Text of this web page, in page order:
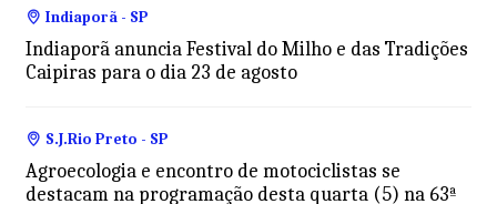
Indiaporã - SP
Indiaporã anuncia Festival do Milho e das Tradições
Caipiras para o dia 23 de agosto
S.J.Rio Preto - SP
Agroecologia e encontro de motociclistas se
destacam na programação desta quarta (5) na 63ª